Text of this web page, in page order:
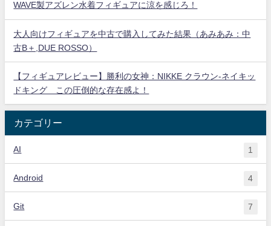
WAVE製アズレン水着フィギュアに涼を感じろ！
大人向けフィギュアを中古で購入してみた結果（あみあみ：中
古B＋,DUE ROSSO）
【フィギュアレビュー】勝利の女神：NIKKE クラウン-ネイキッ
ドキング この圧倒的な存在感よ！
カテゴリー
AI 1
Android 4
Git 7